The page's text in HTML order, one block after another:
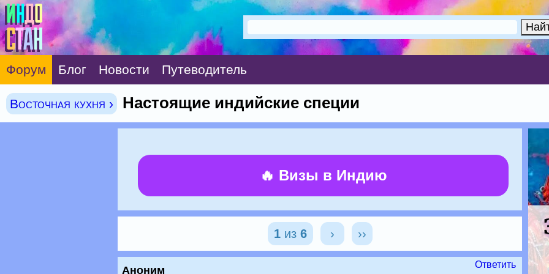
Форум Блог Новости Путеводитель
Восточная кухня › Настоящие индийские специи
🔥 Визы в Индию
1из 6 › ››
Аноним
Ответить